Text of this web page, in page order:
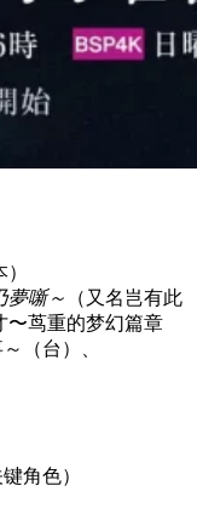
夢噺～
（又名岂有此
〜茑重的梦幻篇章
（台）、
角色）